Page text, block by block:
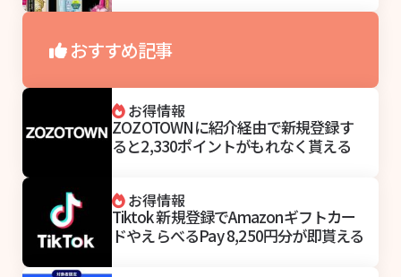
おすすめ記事
お得情報
ZOZOTOWNに紹介経由で新規登録す
ると2,330ポイントがもれなく貰える
お得情報
Tiktok 新規登録でAmazonギフトカー
ドやえらべるPay 8,250円分が即貰える